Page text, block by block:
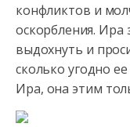
конфликтов и
оскорбления. Ира
выдохнуть и
сколько угодно
Ира, она этим